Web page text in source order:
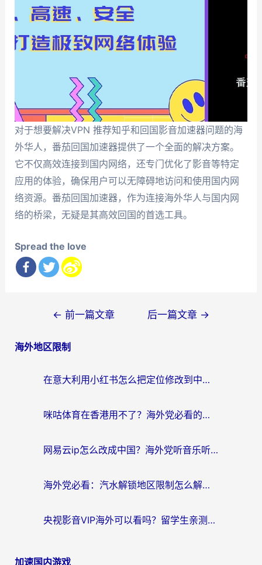
对于想要解决VPN 推荐知乎和回国影音加速器问题的海
外华人，番茄回国加速器提供了一个全面的解决方案。
它不仅高效连接到国内网络，还专门优化了影音等特定
应用的体验，确保用户可以无障碍地访问和使用国内网
络资源。番茄回国加速器，作为连接海外华人与国内网
络的桥梁，无疑是其高效回国的首选工具。
Spread the love
导
← 前一篇文章 后一篇文章 →
海外地区限制
在意大利用小红书怎么把定位修改到中国国内？3个实用技巧+1个靠谱工具帮你搞定
咪咕体育在香港用不了？海外党必看的回国加速器选择指南（附3个真实场景解决方案）
网易云ip怎么改成中国？海外党听音乐听书的无痛解决方案
海外党必看：汽水解锁地区限制怎么解除？3招解决国内影音&生活服务难题
央视影音VIP海外可以看吗？留学生亲测有效的回国加速器选择指南
加速国内游戏